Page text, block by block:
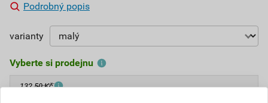
Podrobný popis
varianty
Vyberte si prodejnu
132,50 Kč